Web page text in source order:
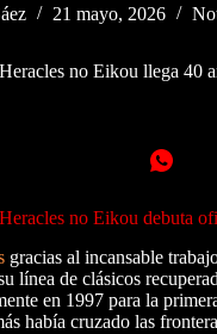
21 mayo, 2026
Heracles no Eikou llega 40
no Eikou debuta
gracias al incansable
línea de clásicos
en 1997 para la
había cruzado las